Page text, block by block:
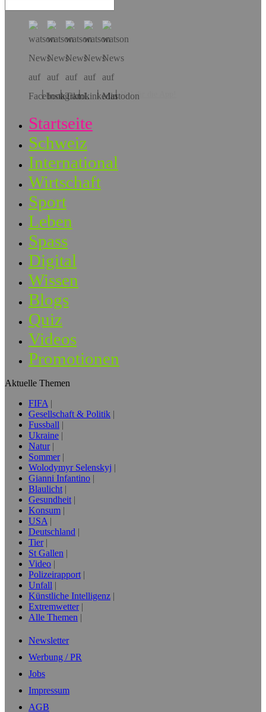
Hol dir die App!
Startseite
Schweiz
International
Wirtschaft
Sport
Leben
Spass
Digital
Wissen
Blogs
Quiz
Videos
Promotionen
Aktuelle Themen
FIFA
Gesellschaft & Politik
Fussball
Ukraine
Natur
Sommer
Wolodymyr Selenskyj
Gianni Infantino
Blaulicht
Gesundheit
Konsum
USA
Deutschland
Tier
St Gallen
Video
Polizeirapport
Unfall
Künstliche Intelligenz
Extremwetter
Alle Themen
Newsletter
Werbung / PR
Jobs
Impressum
AGB